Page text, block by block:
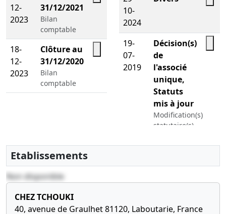
12-
2023
31/12/2021
Bilan
comptable
18-
12-
2023
Clôture au
31/12/2020
Bilan
comptable
10-
2024
19-
07-
2019
Décision(s)
de
l'associé
unique,
Statuts
mis à jour
Modification(s)
statutaire(s)
d'activité(s) ,
19-
Statuts
Etablissements
Non disponible
CHEZ TCHOUKI
40, avenue de Graulhet 81120, Laboutarie, France